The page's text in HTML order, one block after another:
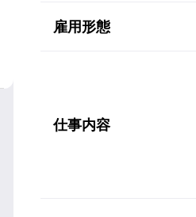
雇用形態
仕事内容